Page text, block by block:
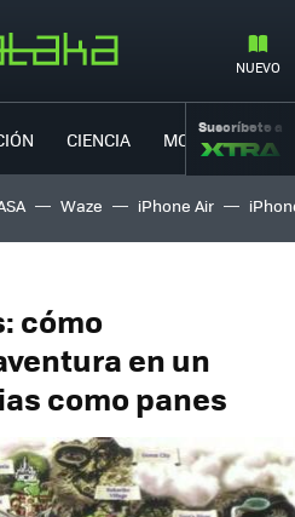
NUEVO
CIENCIA MOVILIDAD
Suscríbete a
Waze iPhone Air
cómo
en un
como panes